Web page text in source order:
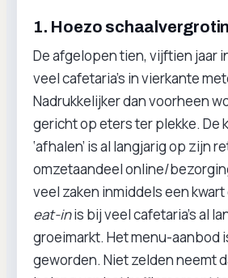
1. Hoezo
De afgelopen tien, vijftien jaar
veel cafetaria’s in vierkante
Nadrukkelijker dan voorheen
gericht op eters ter plekke. De
‘afhalen’ is al langjarig op zijn
omzetaandeel online/
veel zaken inmiddels een
eat-inis bij veel cafetaria’s al
groeimarkt. Het menu-aanbod
geworden. Niet zelden neemt